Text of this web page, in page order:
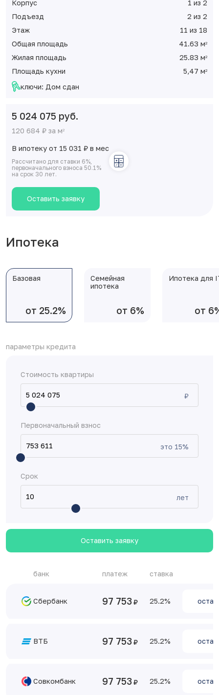
Корпус
1 из 2
Подъезд
2 из 2
Этаж
11 из 18
Общая площадь
41.63 м2
Жилая площадь 25.83 м2
Площадь кухни 5,47 м2
ключи: Дом сдан
5 024 075 руб.
120 684 ₽ за м2
В ипотеку от 15 031 ₽ в мес
Рассчитано для ставки 6%,
первоначального взноса 50.1%
на срок 30 лет.
Оставить заявку
Ипотека
Базовая
от 25.2%
Семейная
ипотека
от 6%
Ипотека для
от
параметры кредита
Стоимость квартиры
₽
Первоначальный взнос
это 15%
Срок
лет
Оставить заявку
банк платеж ставка
Сбербанк 97 753 25.2
ВТБ 97 753 25.2
Совкомбанк 97 753 25.2